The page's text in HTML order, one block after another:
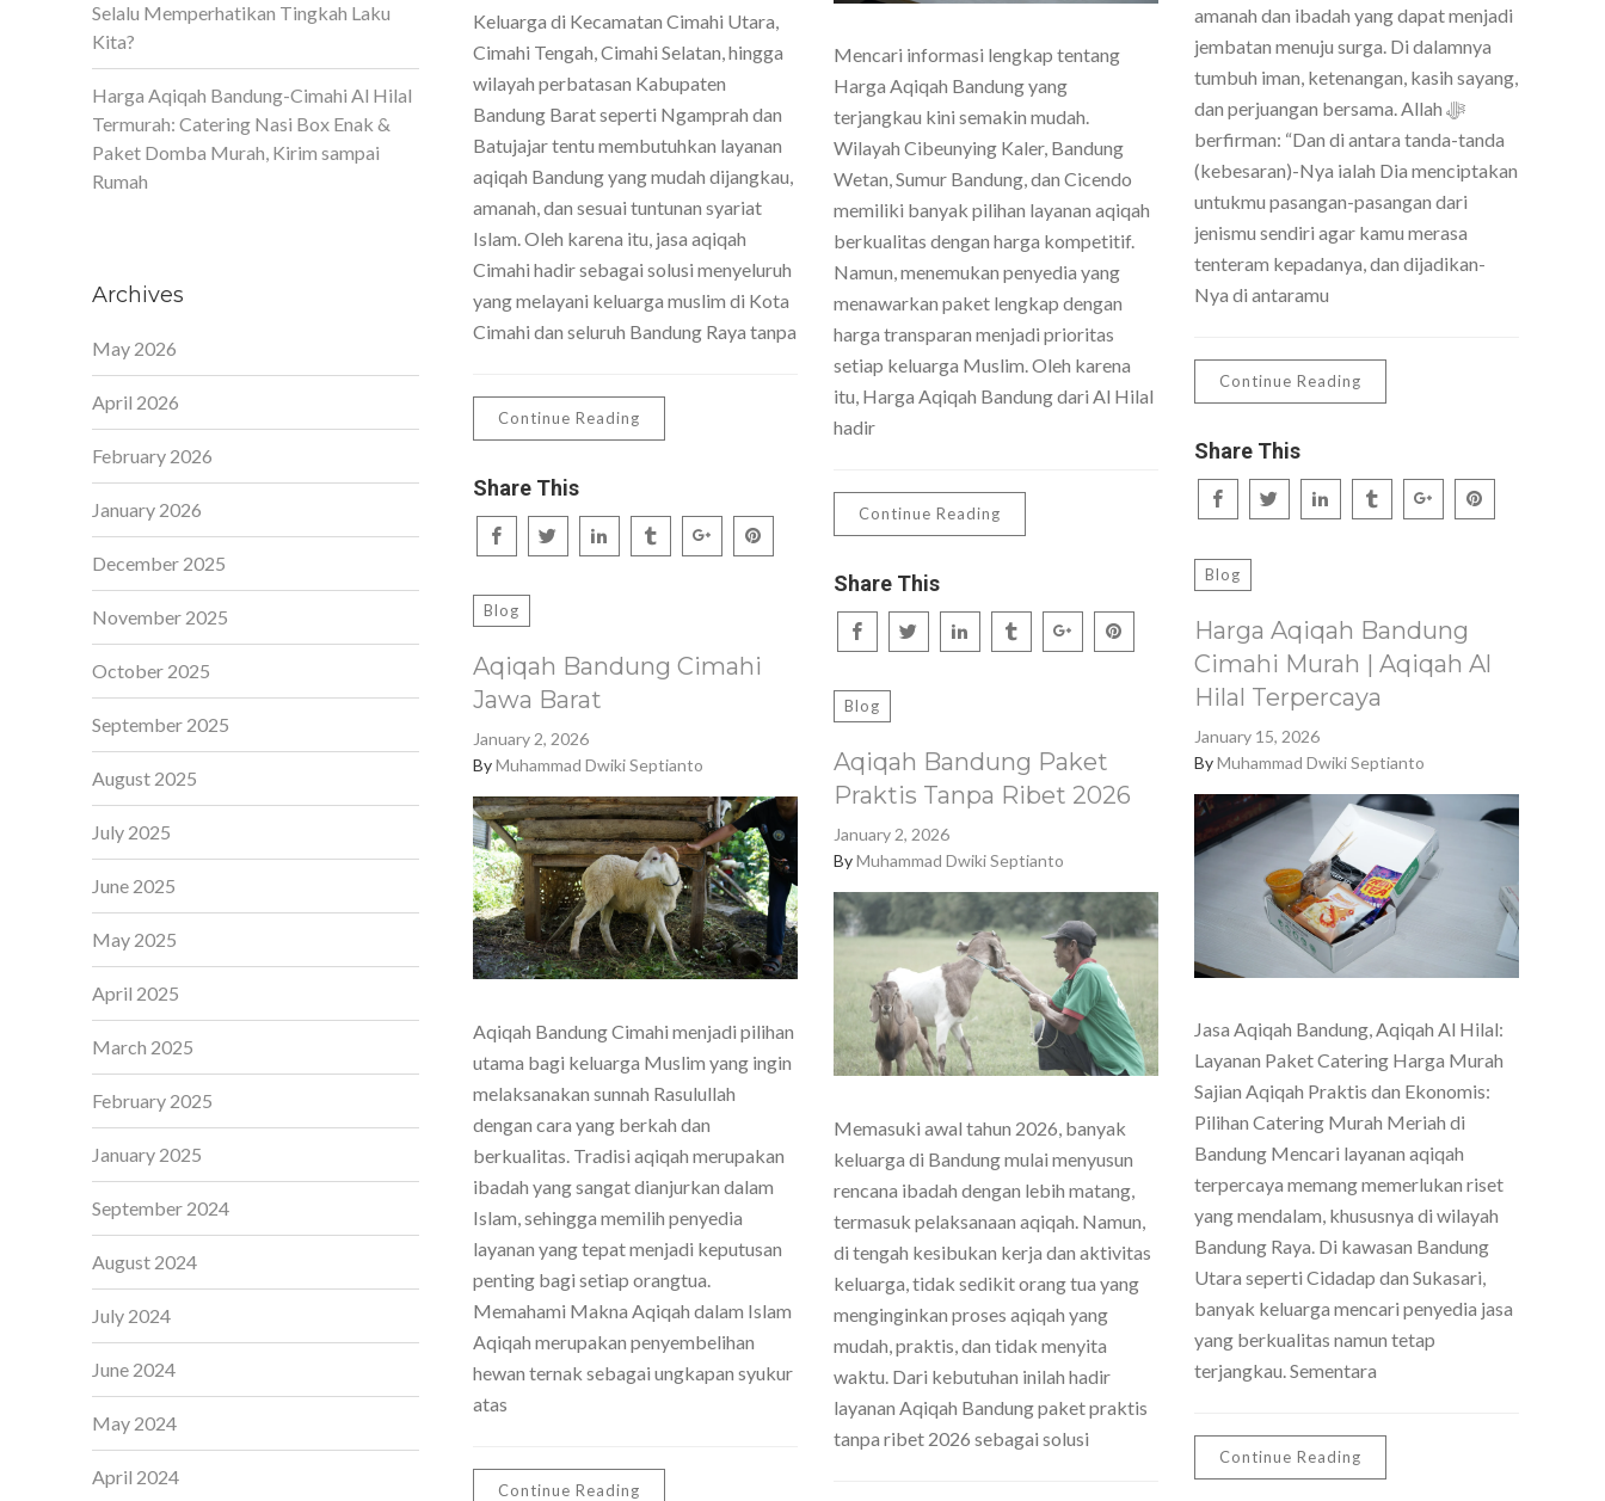
Keluarga di Kecamatan Cimahi Utara,
Cimahi Tengah, Cimahi Selatan, hingga
wilayah perbatasan Kabupaten
Bandung Barat seperti Ngamprah dan
Batujajar tentu membutuhkan layanan
aqiqah Bandung yang mudah dijangkau,
amanah, dan sesuai tuntunan syariat
Islam. Oleh karena itu, jasa aqiqah
Cimahi hadir sebagai solusi menyeluruh
yang melayani keluarga muslim di Kota
Cimahi dan seluruh Bandung Raya tanpa
Continue Reading
Share This
Mencari informasi lengkap tentang
Harga Aqiqah Bandung yang
terjangkau kini semakin mudah.
Wilayah Cibeunying Kaler, Bandung
Wetan, Sumur Bandung, dan Cicendo
memiliki banyak pilihan layanan aqiqah
berkualitas dengan harga kompetitif.
Namun, menemukan penyedia yang
menawarkan paket lengkap dengan
harga transparan menjadi prioritas
setiap keluarga Muslim. Oleh karena
itu, Harga Aqiqah Bandung dari Al Hilal
hadir
Continue Reading
Share This
amanah dan ibadah yang dapat menjadi
jembatan menuju surga. Di dalamnya
tumbuh iman, ketenangan, kasih sayang,
dan perjuangan bersama. Allah ﷻ
berfirman: “Dan di antara tanda-tanda
(kebesaran)-Nya ialah Dia menciptakan
untukmu pasangan-pasangan dari
jenismu sendiri agar kamu merasa
tenteram kepadanya, dan dijadikan-
Nya di antaramu
Continue Reading
Share This
Blog
Harga Aqiqah Bandung
Cimahi Murah | Aqiqah Al
Hilal Terpercaya
January 15, 2026
ByMuhammad Dwiki Septianto
Jasa Aqiqah Bandung, Aqiqah Al Hilal:
Layanan Paket Catering Harga Murah
Sajian Aqiqah Praktis dan Ekonomis:
Pilihan Catering Murah Meriah di
Bandung Mencari layanan aqiqah
terpercaya memang memerlukan riset
yang mendalam, khususnya di wilayah
Bandung Raya. Di kawasan Bandung
Utara seperti Cidadap dan Sukasari,
banyak keluarga mencari penyedia jasa
yang berkualitas namun tetap
terjangkau. Sementara
Continue Reading
Blog
Aqiqah Bandung Cimahi
Jawa Barat
January 2, 2026
ByMuhammad Dwiki Septianto
Aqiqah Bandung Cimahi menjadi pilihan
utama bagi keluarga Muslim yang ingin
melaksanakan sunnah Rasulullah
dengan cara yang berkah dan
berkualitas. Tradisi aqiqah merupakan
ibadah yang sangat dianjurkan dalam
Islam, sehingga memilih penyedia
layanan yang tepat menjadi keputusan
penting bagi setiap orangtua.
Memahami Makna Aqiqah dalam Islam
Aqiqah merupakan penyembelihan
hewan ternak sebagai ungkapan syukur
atas
Continue Reading
Blog
Aqiqah Bandung Paket
Praktis Tanpa Ribet 2026
January 2, 2026
ByMuhammad Dwiki Septianto
Memasuki awal tahun 2026, banyak
keluarga di Bandung mulai menyusun
rencana ibadah dengan lebih matang,
termasuk pelaksanaan aqiqah. Namun,
di tengah kesibukan kerja dan aktivitas
keluarga, tidak sedikit orang tua yang
menginginkan proses aqiqah yang
mudah, praktis, dan tidak menyita
waktu. Dari kebutuhan inilah hadir
layanan Aqiqah Bandung paket praktis
tanpa ribet 2026 sebagai solusi
Selalu Memperhatikan Tingkah Laku
Kita?
Harga Aqiqah Bandung-Cimahi Al Hilal
Termurah: Catering Nasi Box Enak &
Paket Domba Murah, Kirim sampai
Rumah
Archives
May 2026
April 2026
February 2026
January 2026
December 2025
November 2025
October 2025
September 2025
August 2025
July 2025
June 2025
May 2025
April 2025
March 2025
February 2025
January 2025
September 2024
August 2024
July 2024
June 2024
May 2024
April 2024